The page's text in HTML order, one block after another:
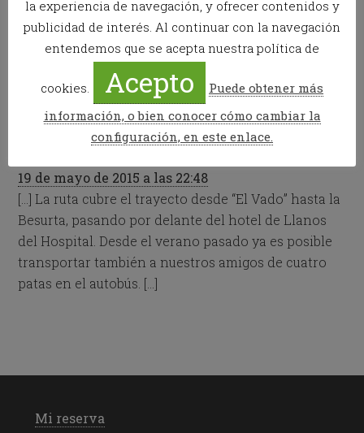
Publicado en:News,Senderismo
Trackbacks
Horarios autobús a la Besurta 2015 | Hostal Parque
19 de mayo de 2015 a las 22:48
[…] La ruta cubre el trayecto desde “El Vado” hasta la
Besurta, pasando por delante del hotel de Llanos
del Hospital. Desde el verano pasado ya es posible
transportar también a nuestros amigos de cuatro
patas en el autobús. […]
Mi reserva
la experiencia de navegación, y ofrecer contenidos y
publicidad de interés. Al continuar con la navegación
entendemos que se acepta nuestra política de
cookies. Acepto
Puede obtener más
información, o bien conocer cómo cambiar la
configuración, en este enlace.